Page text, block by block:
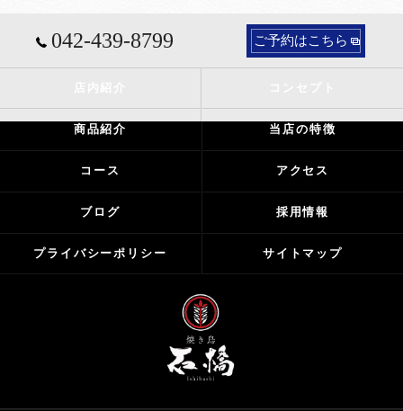
042-439-8799 ご予約はこちら
商品紹介 当店の特徴
コース アクセス
ブログ 採用情報
プライバシーポリシー サイトマップ